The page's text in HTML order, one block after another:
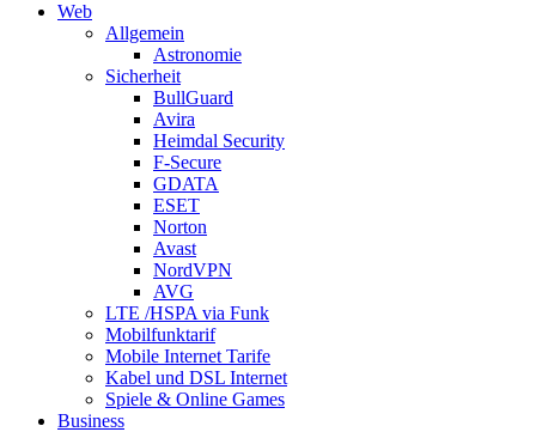
Web
Allgemein
Astronomie
Sicherheit
BullGuard
Avira
Heimdal Security
F-Secure
GDATA
ESET
Norton
Avast
NordVPN
AVG
LTE /HSPA via Funk
Mobilfunktarif
Mobile Internet Tarife
Kabel und DSL Internet
Spiele & Online Games
Business